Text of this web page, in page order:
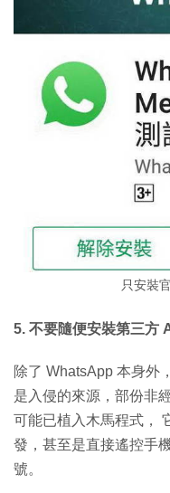
只安裝
5. 不要隨便安裝第三方
除了 WhatsApp 本身外
是入侵的來源，部份非
可能已植入木馬程式，
發，甚至是直接遙控手
號。